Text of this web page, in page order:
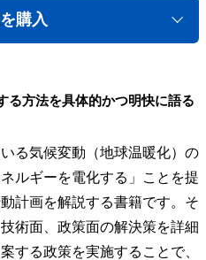
購入
る方法を具体的かつ明快に語る
る気候変動（地球温暖化）の
ルギーを電化する」ことを提
計画を解説する書籍です。そ
術面、政策面の解決策を詳細
する政策を実施することで、